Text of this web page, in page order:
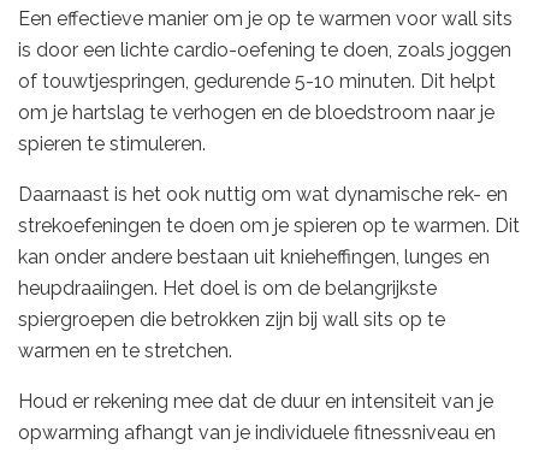
Een effectieve manier om je op te warmen voor wall sits
is door een lichte cardio-oefening te doen, zoals joggen
of touwtjespringen, gedurende 5-10 minuten. Dit helpt
om je hartslag te verhogen en de bloedstroom naar je
spieren te stimuleren.
Daarnaast is het ook nuttig om wat dynamische rek- en
strekoefeningen te doen om je spieren op te warmen. Dit
kan onder andere bestaan uit knieheffingen, lunges en
heupdraaiingen. Het doel is om de belangrijkste
spiergroepen die betrokken zijn bij wall sits op te
warmen en te stretchen.
Houd er rekening mee dat de duur en intensiteit van je
opwarming afhangt van je individuele fitnessniveau en